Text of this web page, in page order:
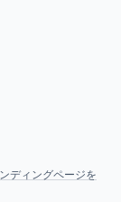
ディングページを